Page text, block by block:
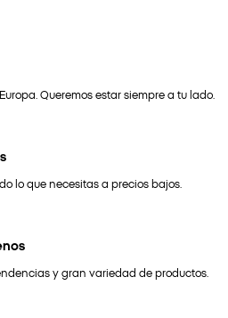
Queremos estar siempre a tu lado.
lo que necesitas a precios bajos.
y gran variedad de productos.